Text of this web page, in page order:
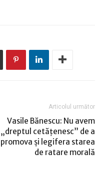
Articolul următor
Vasile Bănescu: Nu avem
„dreptul cetățenesc” de a
promova și legifera starea
de ratare morală